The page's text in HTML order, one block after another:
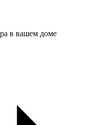
в вашем доме